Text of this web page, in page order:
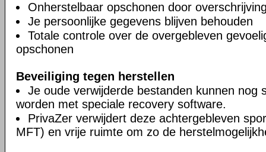
Onherstelbaar opschonen door
Je persoonlijke gegevens blijven behouden
Totale controle over de overgebleven
opschonen
Beveiliging tegen herstellen
Je oude verwijderde bestanden kunnen nog
worden met speciale recovery software.
PrivaZer verwijdert deze achtergebleven
MFT) en vrije ruimte om zo de